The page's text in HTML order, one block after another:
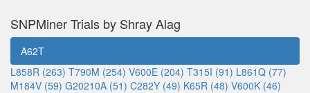
SNPMiner Trials by Shray Alag
A62T
L858R (263) T790M (254) V600E (204) T315I (91) L861Q (77)
M184V (59) G20210A (51) C282Y (49) K65R (48) V600K (46)